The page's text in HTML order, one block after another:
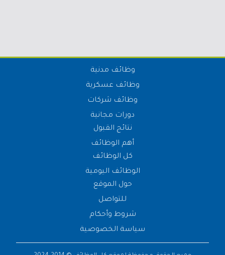
وظائف مدنية
وظائف عسكرية
وظائف شركات
دورات مجانية
نتائج القبول
أهم الوظائف
كل الوظائف
الوظائف اليومية
حول الموقع
للتواصل
شروط وأحكام
سياسة الخصوصية